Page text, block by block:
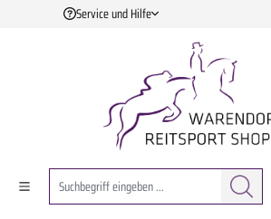
Zum Hauptinhalt springen
Service und Hilfe